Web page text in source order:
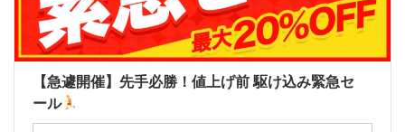
【急遽開催】先手必勝！値上げ前 駆け込み緊急セ
ール